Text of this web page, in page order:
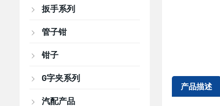
扳手系列
管子钳
钳子
G字夹系列
汽配产品
产品描述